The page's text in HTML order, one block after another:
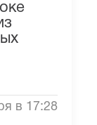
в 17:28